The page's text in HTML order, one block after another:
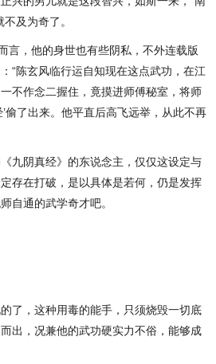
及为奇了。
言，他的身世也有些阴私，不外连载版
“陈玄风临行运自知现在这点武功，在江
不作念二握住，竟摸进师傅秘室，将师
偷了出来。他平直后高飞远举，从此不再
九阴真经》的东说念主，仅仅这设定与
存在打破，是以具体是若何，仍是发挥
自通的武学奇才吧。
了，这种用毒的能手，只须烧毁一切底
出，况兼他的武功硬实力不俗，能够成